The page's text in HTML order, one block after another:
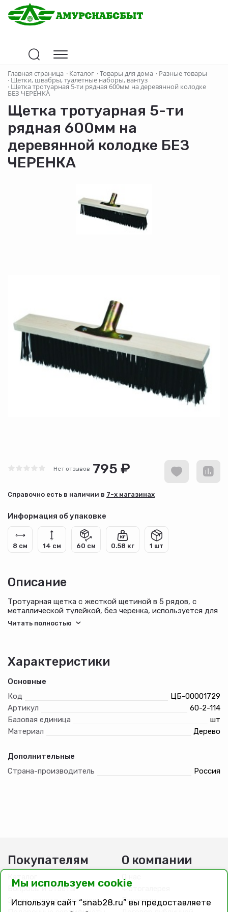
Главная страница · Каталог ·Товары для дома · Разные товары
· Щетки, швабры, туалетные наборы, вантуз
· Щетка тротуарная 5-ти рядная 600мм на деревянной колодке
БЕЗ ЧЕРЕНКА
Щетка тротуарная 5-ти
рядная 600мм на
деревянной колодке БЕЗ
ЧЕРЕНКА
Нет отзывов 795 ₽
Cправочно есть в наличии в 7-х магазинах
Информация об упаковке
8 см 14 см 60 см 0.58 кг 1 шт
Описание
Тротуарная щетка с жесткой щетиной в 5 рядов, с
металлической тулейкой, без черенка, используется для
подметания пола в жилых, технических и хозяйственных
жесткая щетина позволяет удалять воздушные пузырьки
и выравнивать поверхность после нанесения раствора.
Черенок приобретается отдельно. Пучки щетины
расположены в 5 рядов, поэтому щетка эффективно
убирает мусор. Материал корпуса — древесина твердых
пород, обеспечивающая ему высокую прочность. Ворс
устойчив к истиранию и крепко держится в основании,
поэтому щетка рассчитана на долгий срок службы.
положение черенка, удобное для длительной работы."
Характеристики
Основные
Код
ЦБ-00001729
Артикул
60-2-114
Базовая единица
шт
Материал
Дерево
Дополнительные
Страна-производитель
Россия
Покупателям
Каталог
Вопросы и ответы
Заказ, оплата, доставка
О компании
О нас
Фотогалерея
Вакансии
Мы используем cookie
Используя сайт “snab28.ru” вы предоставляете